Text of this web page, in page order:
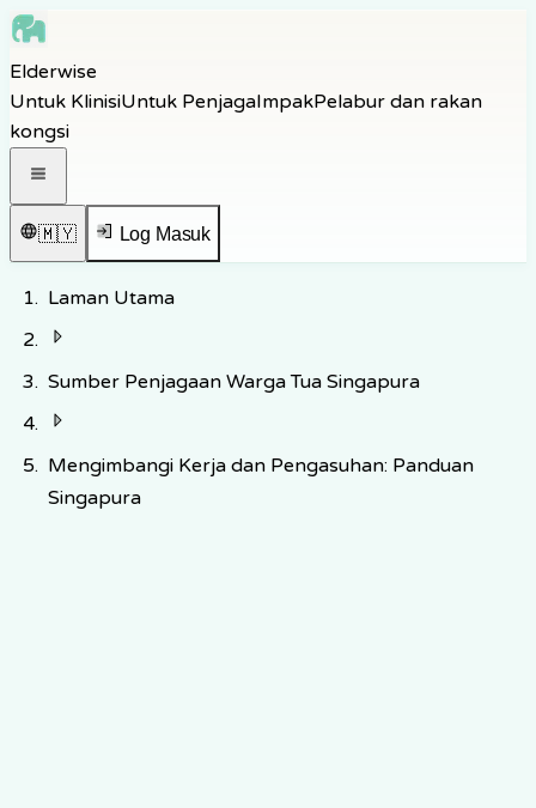
Skip to navigation
Skip to footer
Elderwise
Untuk KlinisiUntuk PenjagaImpakPelabur dan rakan
kongsi
🇲🇾 Log Masuk
Laman Utama
Sumber Penjagaan Warga Tua Singapura
Mengimbangi Kerja dan Pengasuhan: Panduan
Singapura